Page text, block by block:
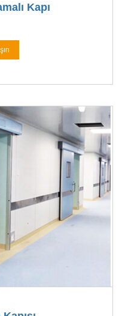
Kapı